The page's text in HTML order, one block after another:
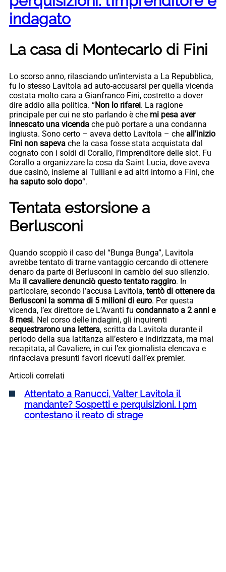
indagato
La casa di Montecarlo di Fini
Lo scorso anno, rilasciando un’intervista a La Repubblica,
fu lo stesso Lavitola ad auto-accusarsi per quella vicenda
costata molto cara a Gianfranco Fini, costretto a dover
dire addio alla politica. “Non lo rifarei. La ragione
principale per cui ne sto parlando è che mi pesa aver
innescato una vicenda che può portare a una condanna
ingiusta. Sono certo – aveva detto Lavitola – che all’inizio
Fini non sapeva che la casa fosse stata acquistata dal
cognato con i soldi di Corallo, l’imprenditore delle slot. Fu
Corallo a organizzare la cosa da Saint Lucia, dove aveva
due casinò, insieme ai Tulliani e ad altri intorno a Fini, che
ha saputo solo dopo“.
Tentata estorsione a
Berlusconi
Quando scoppiò il caso del “Bunga Bunga”, Lavitola
avrebbe tentato di trarne vantaggio cercando di ottenere
denaro da parte di Berlusconi in cambio del suo silenzio.
Ma il cavaliere denunciò questo tentato raggiro. In
particolare, secondo l’accusa Lavitola, tentò di ottenere da
Berlusconi la somma di 5 milioni di euro. Per questa
vicenda, l’ex direttore de L’Avanti fu condannato a 2 anni e
8 mesi. Nel corso delle indagini, gli inquirenti
sequestrarono una lettera, scritta da Lavitola durante il
periodo della sua latitanza all’estero e indirizzata, ma mai
recapitata, al Cavaliere, in cui l’ex giornalista elencava e
rinfacciava presunti favori ricevuti dall’ex premier.
Articoli correlati
Attentato a Ranucci, Valter Lavitola il
mandante? Sospetti e perquisizioni. I pm
contestano il reato di strage